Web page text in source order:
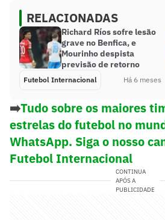
RELACIONADAS
Richard Ríos sofre lesão
grave no Benfica, e
Mourinho despista
previsão de retorno
Futebol Internacional Há 6 meses
➡️Tudo sobre os maiores
estrelas do futebol no
WhatsApp. Siga o nosso
Futebol Internacional
CONTINUA
APÓS A
PUBLICIDADE